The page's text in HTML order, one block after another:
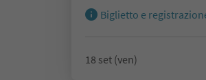
Biglietto e
18 set (ven)